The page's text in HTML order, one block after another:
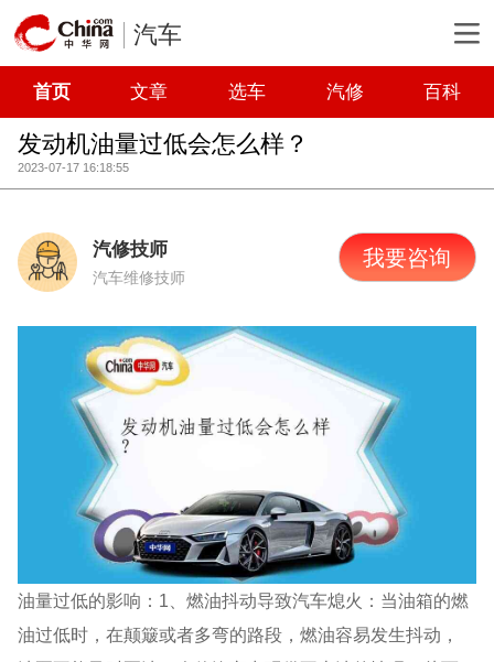
汽车
首页 文章 选车 汽修 百科
发动机油量过低会怎么样？
2023-07-17 16:18:55
汽修技师
汽车维修技师
我要咨询
油量过低的影响：1、燃油抖动导致汽车熄火：当油箱的燃
油过低时，在颠簸或者多弯的路段，燃油容易发生抖动，